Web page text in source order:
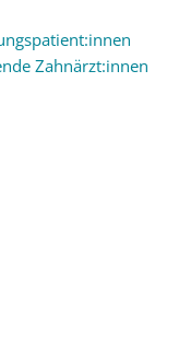
Zahnärzt:innen